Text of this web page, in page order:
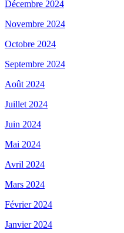
Décembre 2024
Novembre 2024
Octobre 2024
Septembre 2024
Août 2024
Juillet 2024
Juin 2024
Mai 2024
Avril 2024
Mars 2024
Février 2024
Janvier 2024